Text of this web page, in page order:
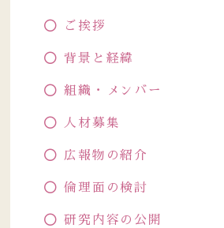
ご挨拶
背景と経緯
組織・メンバー
人材募集
広報物の紹介
倫理面の検討
研究内容の公開